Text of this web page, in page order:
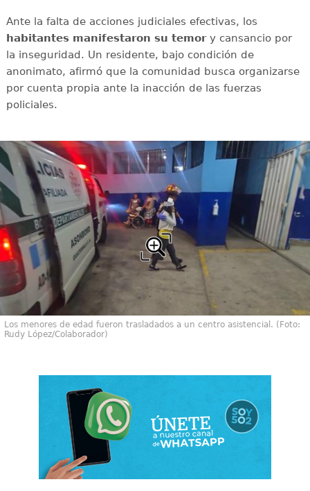
Ante la falta de acciones judiciales efectivas, los
habitantes manifestaron su temory cansancio por
la inseguridad. Un residente, bajo condición de
anonimato, afirmó que la comunidad busca organizarse
por cuenta propia ante la inacción de las fuerzas
policiales.
Los menores de edad fueron trasladados a un centro asistencial. (Foto:
Rudy López/Colaborador)